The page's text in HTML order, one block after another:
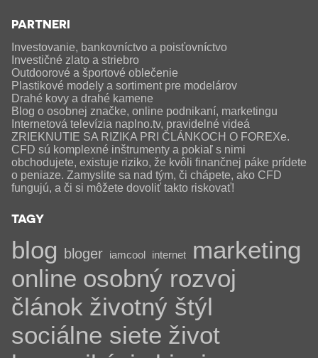
PARTNERI
Investovanie, bankovníctvo a poisťovníctvo
Investičné zlato a striebro
Outdoorové a športové oblečenie
Plastikové modely a sortiment pre modelárov
Drahé kovy a drahé kamene
Blog o osobnej značke, online podnikaní, marketingu
Internetová televízia naplno.tv, pravidelné videá
ZRIEKNUTIE SA RIZIKA PRI ČLÁNKOCH O FOREXe.
CFD sú komplexné inštrumenty a pokiaľ s nimi
obchodujete, existuje riziko, že kvôli finančnej páke prídete
o peniaze. Zamyslite sa nad tým, či chápete, ako CFD
fungujú, a či si môžete dovoliť takto riskovať!
TAGY
blog bloger iamcool internet
marketing
online osobný rozvoj
článok životný štýl
sociálne siete život